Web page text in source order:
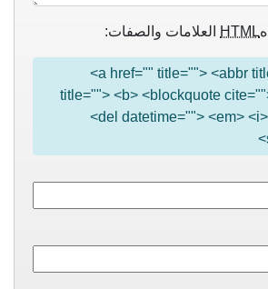
HTML العلامات والصفات:
<a href="" title=""> <abbr
title=""> <b> <blockquote
<del datetime=""> <em>